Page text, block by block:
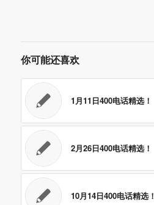
你可能还喜欢
1月11日400电话精选！
2月26日400电话精选！
10月14日400电话精选！